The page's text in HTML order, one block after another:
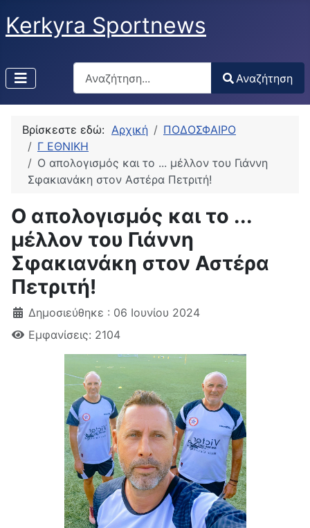
Kerkyra Sportnews
Αναζήτηση
Type 2 or more characters for results.
Αναζήτηση
Βρίσκεστε εδώ: Αρχική
ΠΟΔΟΣΦΑΙΡΟ
Γ ΕΘΝΙΚΗ
Ο απολογισμός και το ... μέλλον του Γιάννη
Σφακιανάκη στον Αστέρα Πετριτή!
Ο απολογισμός και το ...
μέλλον του Γιάννη
Σφακιανάκη στον Αστέρα
Πετριτή!
Δημοσιεύθηκε : 06 Ιουνίου 2024
Εμφανίσεις: 2104